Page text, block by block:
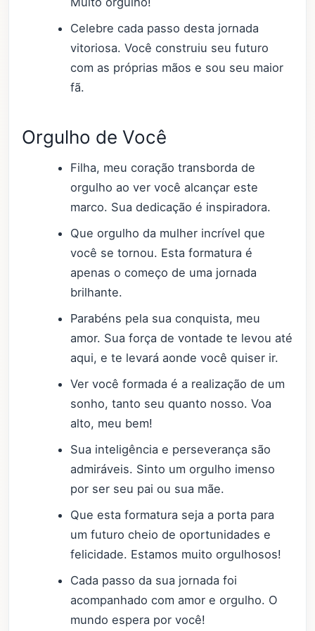
Celebre cada passo desta jornada
vitoriosa. Você construiu seu futuro
com as próprias mãos e sou seu maior
fã.
Orgulho de Você
Filha, meu coração transborda de
orgulho ao ver você alcançar este
marco. Sua dedicação é inspiradora.
Que orgulho da mulher incrível que
você se tornou. Esta formatura é
apenas o começo de uma jornada
brilhante.
Parabéns pela sua conquista, meu
amor. Sua força de vontade te levou até
aqui, e te levará aonde você quiser ir.
Ver você formada é a realização de um
sonho, tanto seu quanto nosso. Voa
alto, meu bem!
Sua inteligência e perseverança são
admiráveis. Sinto um orgulho imenso
por ser seu pai ou sua mãe.
Que esta formatura seja a porta para
um futuro cheio de oportunidades e
felicidade. Estamos muito orgulhosos!
Cada passo da sua jornada foi
acompanhado com amor e orgulho. O
mundo espera por você!